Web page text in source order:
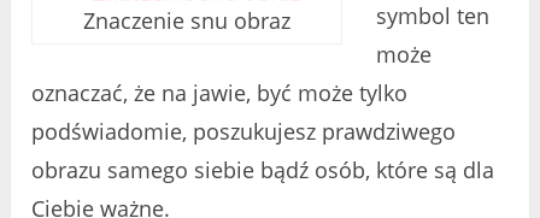
Znaczenie snu obraz
symbol ten
może
oznaczać, że na jawie, być może tylko
podświadomie, poszukujesz prawdziwego
obrazu samego siebie bądź osób, które są dla
Ciebie ważne.